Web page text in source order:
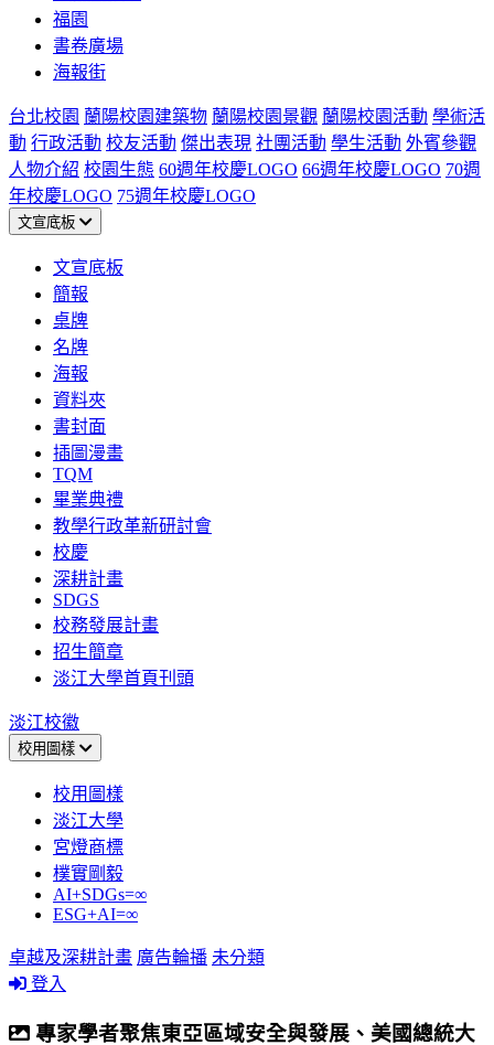
福園
書卷廣場
海報街
台北校園 蘭陽校園建築物 蘭陽校園景觀 蘭陽校園活動 學術活
動 行政活動 校友活動 傑出表現 社團活動 學生活動 外賓參觀
人物介紹 校園生態 60週年校慶LOGO 66週年校慶LOGO 70週
年校慶LOGO 75週年校慶LOGO
文宣底板
文宣底板
簡報
桌牌
名牌
海報
資料夾
書封面
插圖漫畫
TQM
畢業典禮
教學行政革新研討會
校慶
深耕計畫
SDGS
校務發展計畫
招生簡章
淡江大學首頁刊頭
淡江校徽
校用圖樣
校用圖樣
淡江大學
宮燈商標
樸實剛毅
AI+SDGs=∞
ESG+AI=∞
卓越及深耕計畫 廣告輪播 未分類
登入
專家學者聚焦東亞區域安全與發展、美國總統大